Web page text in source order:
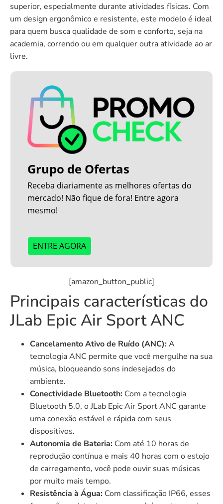
superior, especialmente durante atividades físicas. Com
um design ergonômico e resistente, este modelo é ideal
para quem busca qualidade de som e conforto, seja na
academia, correndo ou em qualquer outra atividade ao ar
livre.
Grupo de Ofertas
Receba diariamente as melhores ofertas do
mercado! Não fique de fora! Entre agora
mesmo!
ENTRE AGORA
[amazon_button_public]
Principais características do
JLab Epic Air Sport ANC
Cancelamento Ativo de Ruído (ANC): A
tecnologia ANC permite que você mergulhe na sua
música, bloqueando sons indesejados do
ambiente.
Conectividade Bluetooth: Com a tecnologia
Bluetooth 5.0, o JLab Epic Air Sport ANC garante
uma conexão estável e rápida com seus
dispositivos.
Autonomia de Bateria: Com até 10 horas de
reprodução contínua e mais 40 horas com o estojo
de carregamento, você pode ouvir suas músicas
por muito mais tempo.
Resistência à Água: Com classificação IP66, esses